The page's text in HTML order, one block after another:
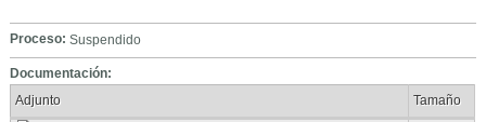
Proceso:Suspendido
Documentación:
Adjunto
Tamaño